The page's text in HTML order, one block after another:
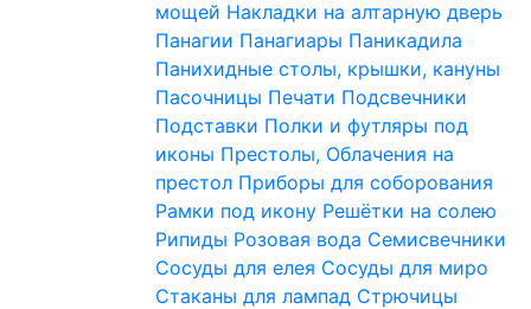
мощей Накладки на алтарную дверь
Панагии Панагиары Паникадила
Панихидные столы, крышки, кануны
Пасочницы Печати Подсвечники
Подставки Полки и футляры под
иконы Престолы, Облачения на
престол Приборы для соборования
Рамки под икону Решётки на солею
Рипиды Розовая вода Семисвечники
Сосуды для елея Сосуды для миро
Стаканы для лампад Стрючицы